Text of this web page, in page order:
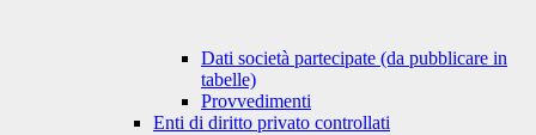
Dati società partecipate (da pubblicare in
tabelle)
Provvedimenti
Enti di diritto privato controllati